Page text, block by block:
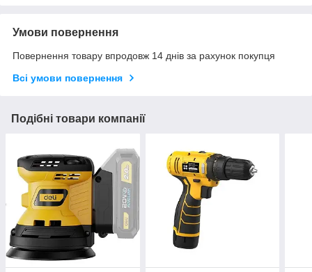
Умови повернення
Повернення товару впродовж 14 днів за рахунок покупця
Всі умови повернення
Подібні товари компанії